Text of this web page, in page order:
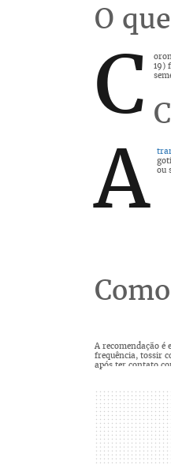
O
C
19)
A
ou
A recomendação é
frequência, tossir
após ter contato